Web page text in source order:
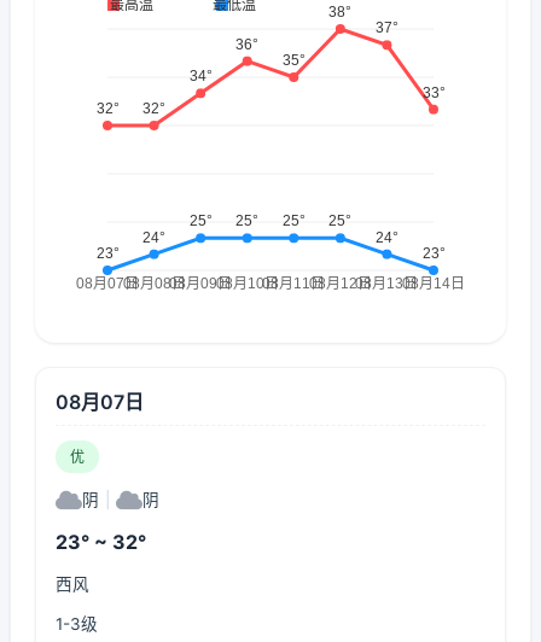
08月07日
优
阴 阴
23° ~ 32°
西风
1-3级